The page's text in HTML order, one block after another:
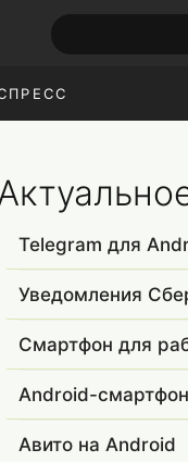
Telegram для
Уведомления
Смартфон для
Android-
Авито на Android